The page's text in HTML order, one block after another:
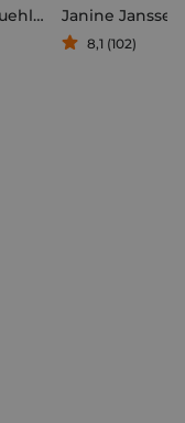
Christopher Buehlman
Janine Janssen
8,1 (102)